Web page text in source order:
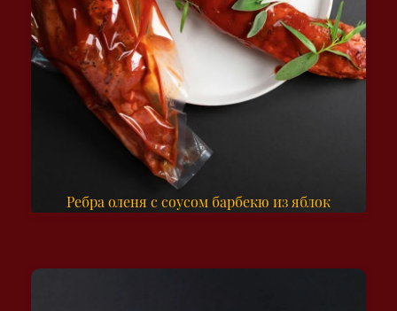
Ребра оленя с соусом барбекю из яблок